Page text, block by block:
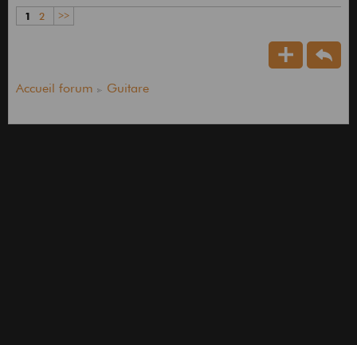
1 2 >>
Accueil forum Guitare